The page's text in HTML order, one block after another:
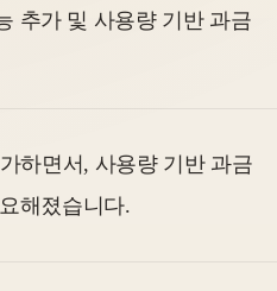
추가 및 사용량 기반 과금
하면서, 사용량 기반 과금
해졌습니다.